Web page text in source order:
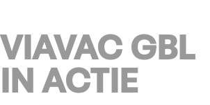
VIAVAC GBL
IN ACTIE